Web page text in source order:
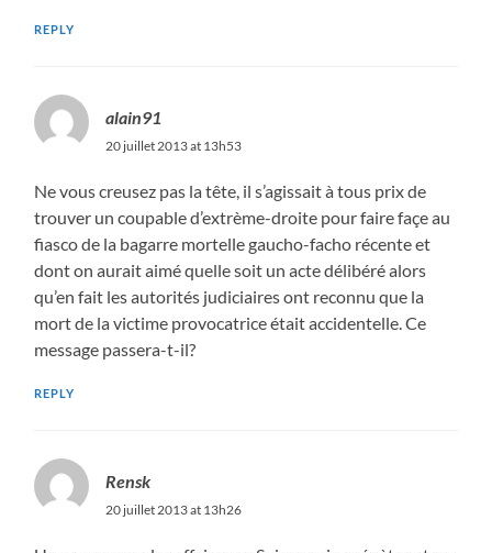
REPLY
alain91
20 juillet 2013 at 13h53
Ne vous creusez pas la tête, il s’agissait à tous prix de
trouver un coupable d’extrème-droite pour faire façe au
fiasco de la bagarre mortelle gaucho-facho récente et
dont on aurait aimé quelle soit un acte délibéré alors
qu’en fait les autorités judiciaires ont reconnu que la
mort de la victime provocatrice était accidentelle. Ce
message passera-t-il?
REPLY
Rensk
20 juillet 2013 at 13h26